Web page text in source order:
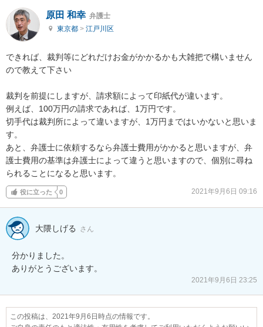
原田 和幸 弁護士
東京都 > 江戸川区
できれば、裁判等にどれだけお金がかかるかも大雑把で構いません
ので教えて下さい
裁判を前提にしますが、請求額によって印紙代が違います。
例えば、100万円の請求であれば、1万円です。
切手代は裁判所によって違いますが、1万円まではいかないと思いま
す。
あと、弁護士に依頼するなら弁護士費用がかかると思いますが、弁
護士費用の基準は弁護士によって違うと思いますので、個別に尋ね
られることになると思います。
役に立った 0 2021年9月6日 09:16
大隈しげる さん
分かりました。
ありがとうございます。
2021年9月6日 23:25
この投稿は、2021年9月6日時点の情報です。